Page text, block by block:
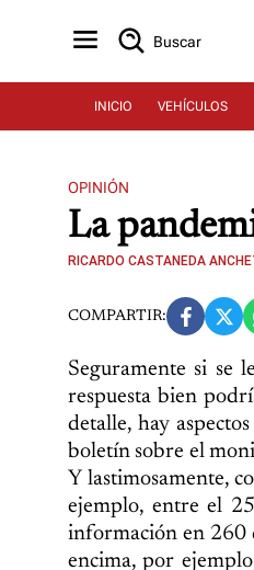
Buscar
INICIO VEHÍCULOS
OPINIÓN
La
RICARDO CASTANEDA
COMPARTIR:
Seguramente si se
respuesta bien
detalle, hay
boletín sobre el
Y lastimosamente,
ejemplo, entre el
información en 260
encima, por